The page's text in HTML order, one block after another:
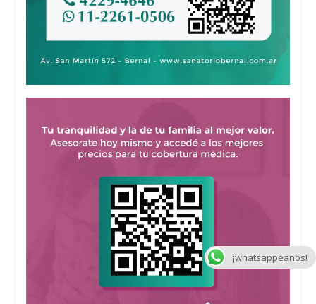
¡whatsappeanos!